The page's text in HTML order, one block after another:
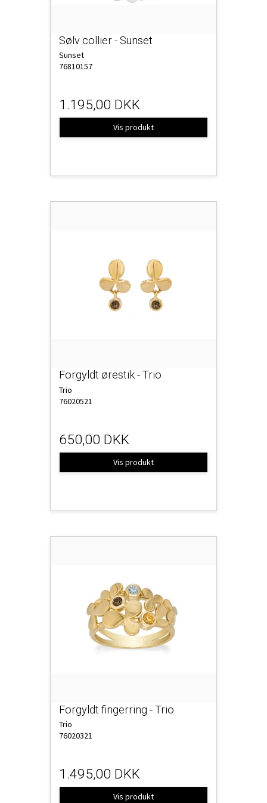
Sølv collier - Sunset
Sunset
76810157
1.195,00 DKK
Vis produkt
Forgyldt ørestik - Trio
Trio
76020521
650,00 DKK
Vis produkt
Forgyldt fingerring - Trio
Trio
76020321
1.495,00 DKK
Vis produkt